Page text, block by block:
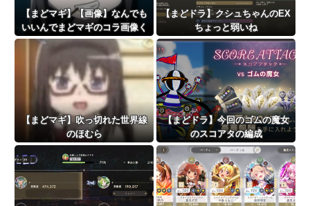
【まどマギ】【画像】なんでも
いいんでまどマギのコラ画像く
ださい
【まどドラ】クシュちゃんのEX
ちょっと弱いね
【まどマギ】吹っ切れた世界線
のほむら
【まどドラ】今回のゴムの魔女
のスコアタの編成